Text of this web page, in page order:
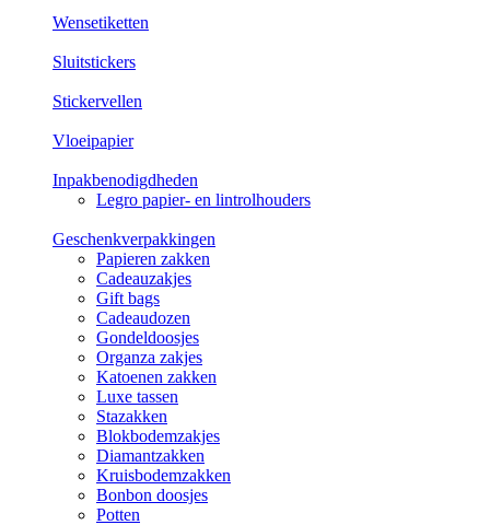
Wensetiketten
Sluitstickers
Stickervellen
Vloeipapier
Inpakbenodigdheden
Legro papier- en lintrolhouders
Geschenkverpakkingen
Papieren zakken
Cadeauzakjes
Gift bags
Cadeaudozen
Gondeldoosjes
Organza zakjes
Katoenen zakken
Luxe tassen
Stazakken
Blokbodemzakjes
Diamantzakken
Kruisbodemzakken
Bonbon doosjes
Potten